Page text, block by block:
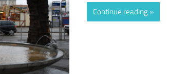
Continue reading